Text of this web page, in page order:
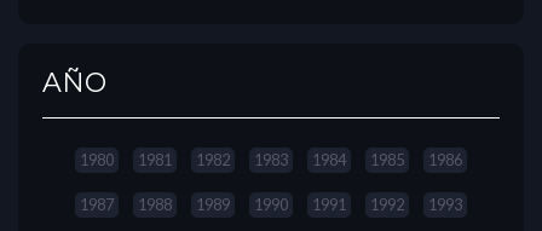
AÑO
1980 1981 1982 1983 1984 1985 1986
1987 1988 1989 1990 1991 1992 1993